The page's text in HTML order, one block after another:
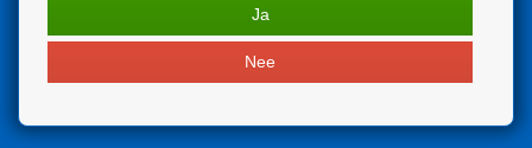
Ja
Nee